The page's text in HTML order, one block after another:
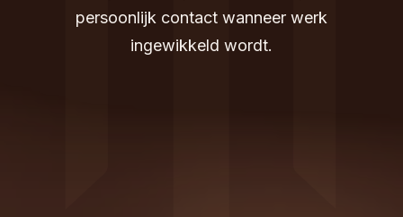
persoonlijk contact wanneer werk
ingewikkeld wordt.